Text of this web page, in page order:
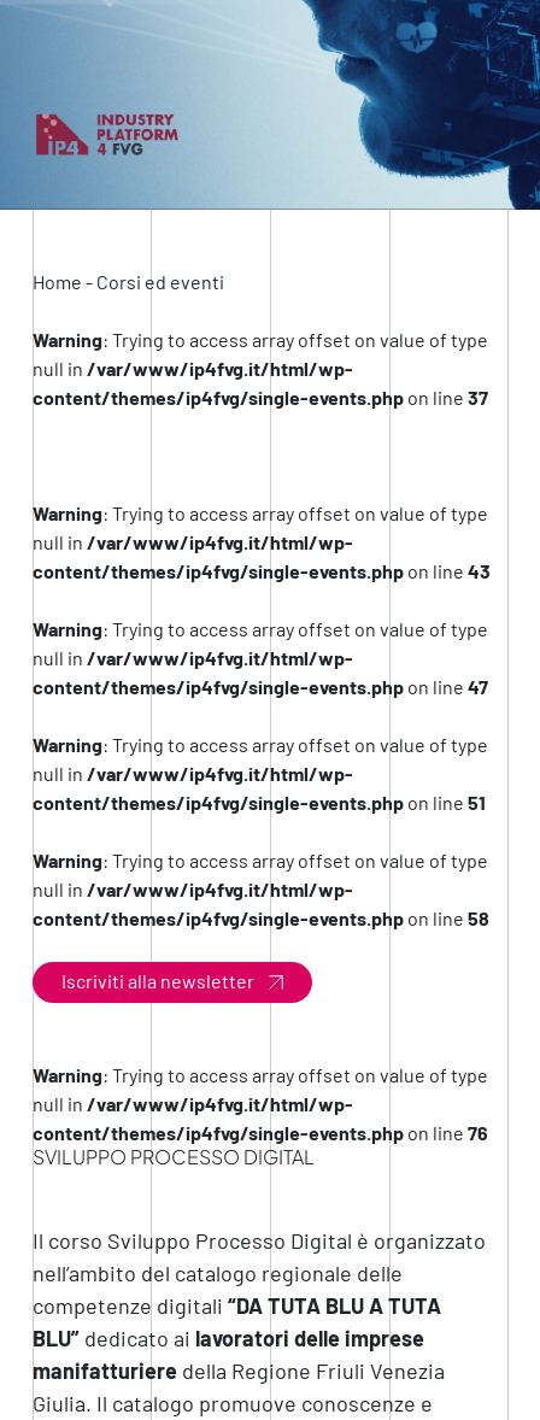
Home - Corsi ed eventi
Warning: Trying to access array offset on value of type
null in /var/www/ip4fvg.it/html/wp-
content/themes/ip4fvg/single-events.phpon line 37
Warning: Trying to access array offset on value of type
null in /var/www/ip4fvg.it/html/wp-
content/themes/ip4fvg/single-events.phpon line 43
Warning: Trying to access array offset on value of type
null in /var/www/ip4fvg.it/html/wp-
content/themes/ip4fvg/single-events.phpon line 47
Warning: Trying to access array offset on value of type
null in /var/www/ip4fvg.it/html/wp-
content/themes/ip4fvg/single-events.phpon line 51
Warning: Trying to access array offset on value of type
null in /var/www/ip4fvg.it/html/wp-
content/themes/ip4fvg/single-events.phpon line 58
Iscriviti alla newsletter
Warning: Trying to access array offset on value of type
null in /var/www/ip4fvg.it/html/wp-
content/themes/ip4fvg/single-events.phpon line 76
SVILUPPO PROCESSO DIGITAL
Il corso Sviluppo Processo Digital è organizzato
nell’ambito del catalogo regionale delle
competenze digitali “DA TUTA BLU A TUTA
BLU”dedicato ai lavoratori delle imprese
manifatturieredella Regione Friuli Venezia
Giulia. Il catalogo promuove conoscenze e